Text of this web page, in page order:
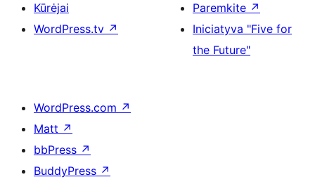
Kūrėjai
WordPress.tv ↗
Paremkite ↗
Iniciatyva "Five for
the Future"
WordPress.com ↗
Matt ↗
bbPress ↗
BuddyPress ↗